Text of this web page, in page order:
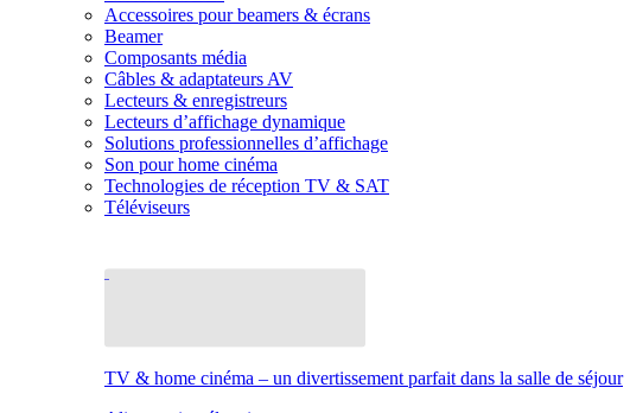
Accessoires pour beamers & écrans
Beamer
Composants média
Câbles & adaptateurs AV
Lecteurs & enregistreurs
Lecteurs d’affichage dynamique
Solutions professionnelles d’affichage
Son pour home cinéma
Technologies de réception TV & SAT
Téléviseurs
TV & home cinéma – un divertissement parfait dans la salle de séjour